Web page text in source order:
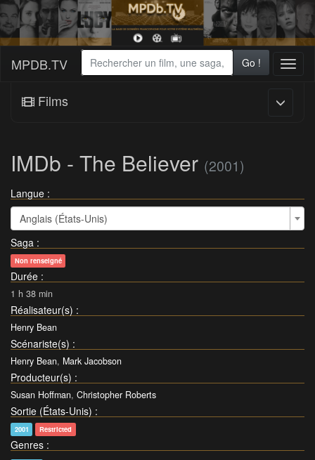
MPDB.TV Go !
Films
IMDb - The Believer (2001)
Langue :
Anglais (États-Unis)
Saga :
Non renseigné
Durée :
1 h 38 min
Réalisateur(s) :
Henry Bean
Scénariste(s) :
Henry Bean, Mark Jacobson
Producteur(s) :
Susan Hoffman, Christopher Roberts
Sortie (États-Unis) :
2001 Restricted
Genres :